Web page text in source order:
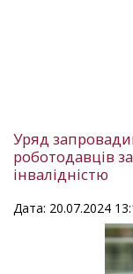
Уряд
роботодавців
інвалідністю
Дата: 20.07.2024